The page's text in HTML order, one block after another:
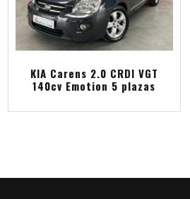
KIA Carens 2.0 CRDI VGT
140cv Emotion 5 plazas